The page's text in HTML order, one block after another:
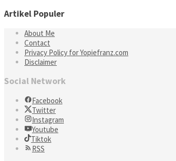
Artikel Populer
About Me
Contact
Privacy Policy for Yopiefranz.com
Disclaimer
Social Network
Facebook
Twitter
Instagram
Youtube
Tiktok
RSS